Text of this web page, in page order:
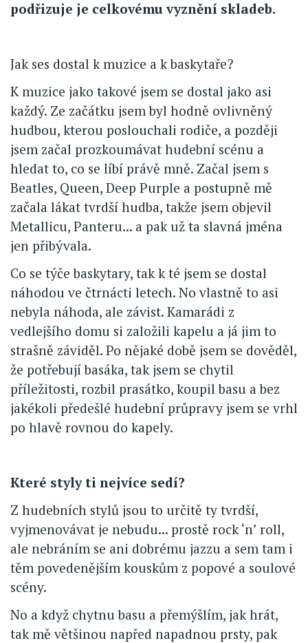
podřizuje je celkovému vyznění skladeb.
Jak ses dostal k muzice a k baskytaře?
K muzice jako takové jsem se dostal jako asi
každý. Ze začátku jsem byl hodně ovlivněný
hudbou, kterou poslouchali rodiče, a později
jsem začal prozkoumávat hudební scénu a
hledat to, co se líbí právě mně. Začal jsem s
Beatles, Queen, Deep Purple a postupně mě
začala lákat tvrdší hudba, takže jsem objevil
Metallicu, Panteru... a pak už ta slavná jména
jen přibývala.
Co se týče baskytary, tak k té jsem se dostal
náhodou ve čtrnácti letech. No vlastně to asi
nebyla náhoda, ale závist. Kamarádi z
vedlejšího domu si založili kapelu a já jim to
strašně záviděl. Po nějaké době jsem se dověděl,
že potřebují basáka, tak jsem se chytil
příležitosti, rozbil prasátko, koupil basu a bez
jakékoli předešlé hudební průpravy jsem se vrhl
po hlavě rovnou do kapely.
Které styly ti nejvíce sedí?
Z hudebních stylů jsou to určitě ty tvrdší,
vyjmenovávat je nebudu... prostě rock ‘n’ roll,
ale nebráním se ani dobrému jazzu a sem tam i
těm povedenějším kouskům z popové a soulové
scény.
No a když chytnu basu a přemýšlím, jak hrát,
tak mě většinou napřed napadnou prsty, pak